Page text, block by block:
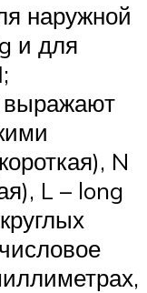
наружной
и для
выражают
N
L – long